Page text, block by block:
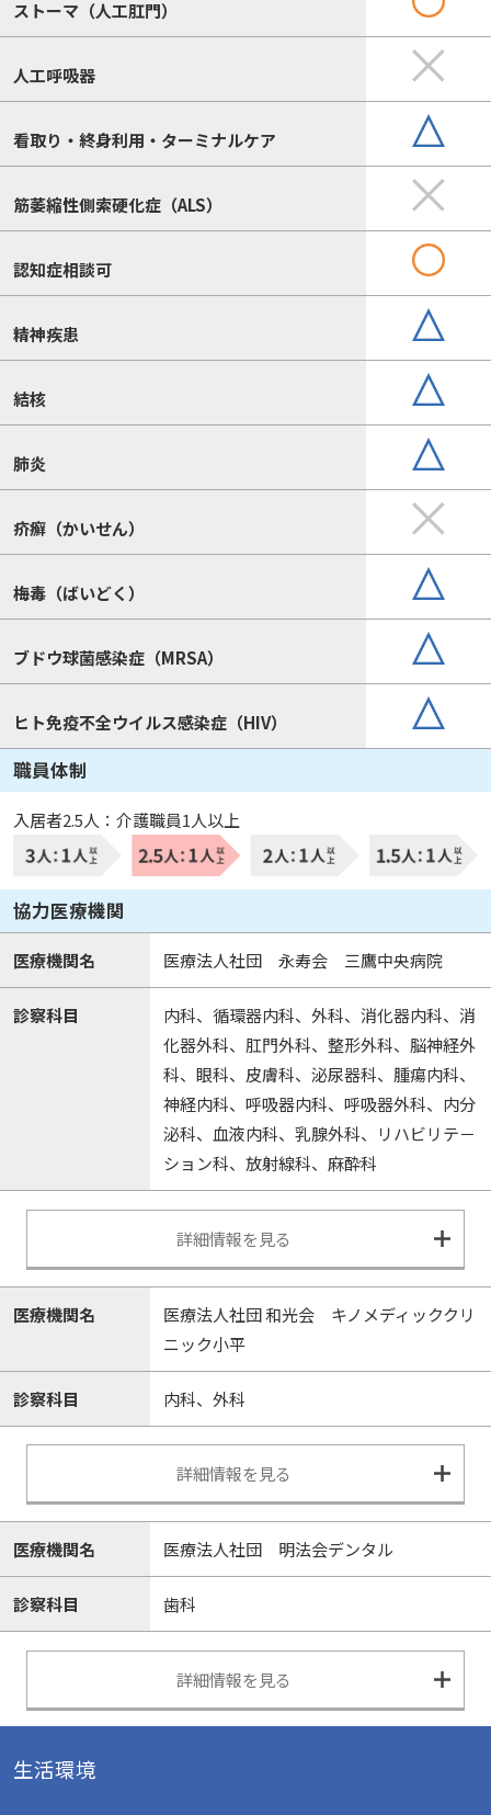
ストーマ（人工肛門）
人工呼吸器
看取り・終身利用・ターミナルケア
筋萎縮性側索硬化症（ALS）
認知症相談可
精神疾患
結核
肺炎
疥癬（かいせん）
梅毒（ばいどく）
ブドウ球菌感染症（MRSA）
ヒト免疫不全ウイルス感染症（HIV）
職員体制
入居者2.5人：介護職員1人以上
協力医療機関
医療機関名 医療法人社団 永寿会 三鷹中央病院
診察科目
内科、循環器内科、外科、消化器内科、消
化器外科、肛門外科、整形外科、脳神経外
科、眼科、皮膚科、泌尿器科、腫瘍内科、
神経内科、呼吸器内科、呼吸器外科、内分
泌科、血液内科、乳腺外科、リハビリテ－
ション科、放射線科、麻酔科
詳細情報を見る
医療機関名
医療法人社団 和光会 キノメディッククリ
ニック小平
診察科目 内科、外科
詳細情報を見る
医療機関名 医療法人社団 明法会デンタル
診察科目 歯科
詳細情報を見る
生活環境